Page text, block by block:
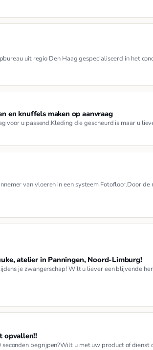
uit regio Den Haag gespecialiseerd in het
en knuffels maken op aanvraag
voor u passend.Kleding die gescheurd is maar u
van vloeren in een systeem Fotofloor.Door de
atelier in Panningen, Noord-Limburg!
je zwangerschap! Wilt u liever een blijvende
opvallen!!
begrijpen?Wilt u met uw product of dienst